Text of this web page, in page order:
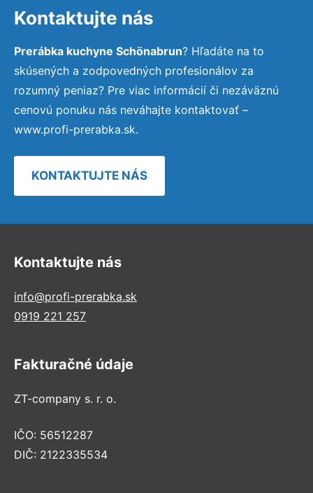
Kontaktujte nás
Prerábka kuchyne Schönabrun? Hľadáte na to
skúsených a zodpovedných profesionálov za
rozumný peniaz? Pre viac informácií či nezáväznú
cenovú ponuku nás neváhajte kontaktovať –
www.profi-prerabka.sk.
KONTAKTUJTE NÁS
Kontaktujte nás
info@profi-prerabka.sk
0919 221 257
Fakturačné údaje
ZT-company s. r. o.
IČO: 56512287
DIČ: 2122335534